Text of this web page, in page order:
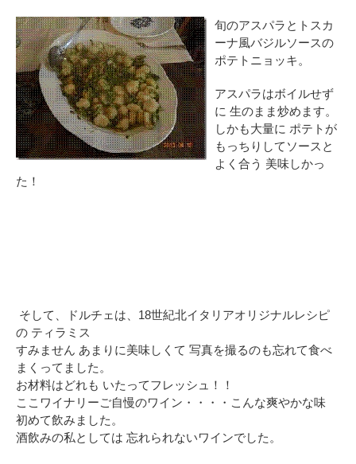
旬のアスパラとトスカ
ーナ風バジルソースの
ポテトニョッキ。
アスパラはボイルせず
に 生のまま炒めます。
しかも大量に ポテトが
もっちりしてソースと
よく合う 美味しかっ
た！
そして、ドルチェは、18世紀北イタリアオリジナルレシピ
の ティラミス
すみません あまりに美味しくて 写真を撮るのも忘れて食べ
まくってました。
お材料はどれも いたってフレッシュ！！
ここワイナリーご自慢のワイン・・・・こんな爽やかな味
初めて飲みました。
酒飲みの私としては 忘れられないワインでした。